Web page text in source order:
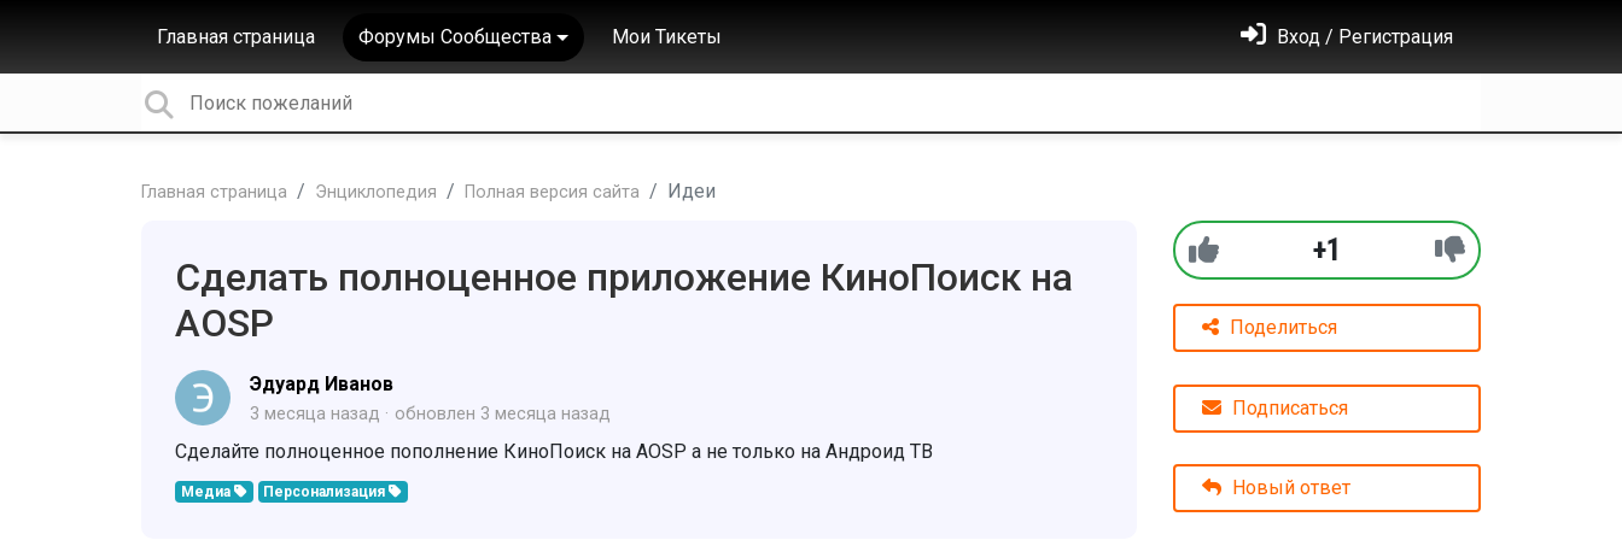
Главная страница Форумы Сообщества Мои Тикеты Вход / Регистрация
Главная страница Энциклопедия Полная версия сайта Идеи
Сделать полноценное приложение КиноПоиск на
AOSP
Эдуард Иванов
3 месяца назад обновлен 3 месяца назад
Сделайте полноценное пополнение КиноПоиск на AOSP а не только на Андроид ТВ
Медиа Персонализация
+1
Поделиться
Подписаться
Новый ответ